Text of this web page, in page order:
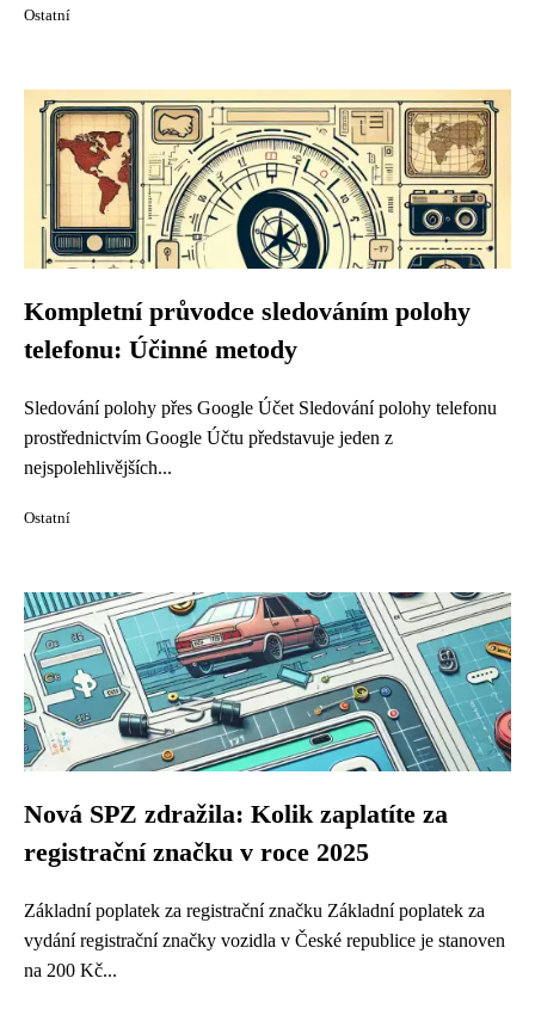
Ostatní
Kompletní průvodce sledováním polohy
telefonu: Účinné metody
Sledování polohy přes Google Účet Sledování polohy telefonu
prostřednictvím Google Účtu představuje jeden z
nejspolehlivějších...
Ostatní
Nová SPZ zdražila: Kolik zaplatíte za
registrační značku v roce 2025
Základní poplatek za registrační značku Základní poplatek za
vydání registrační značky vozidla v České republice je stanoven
na 200 Kč...